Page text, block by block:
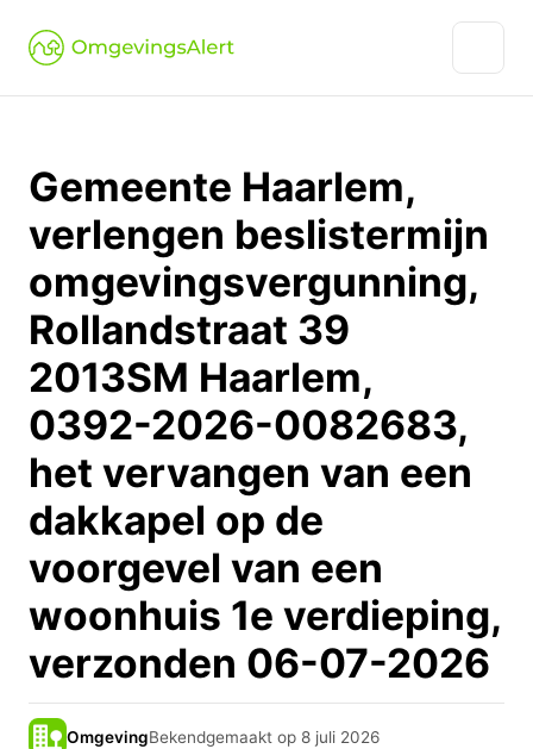
Gemeente Haarlem,
verlengen beslistermijn
omgevingsvergunning,
Rollandstraat 39
2013SM Haarlem,
0392-2026-0082683,
het vervangen van een
dakkapel op de
voorgevel van een
woonhuis 1e verdieping,
verzonden 06-07-2026
OmgevingBekendgemaakt op 8 juli 2026